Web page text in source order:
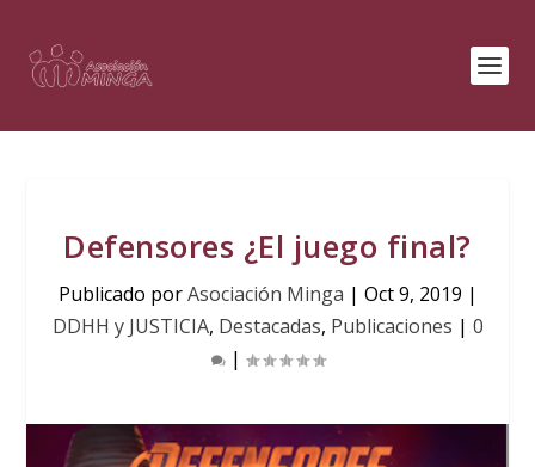
Defensores ¿El juego final?
Publicado porAsociación Minga | Oct 9, 2019 |
DDHH y JUSTICIA, Destacadas, Publicaciones | 0
|